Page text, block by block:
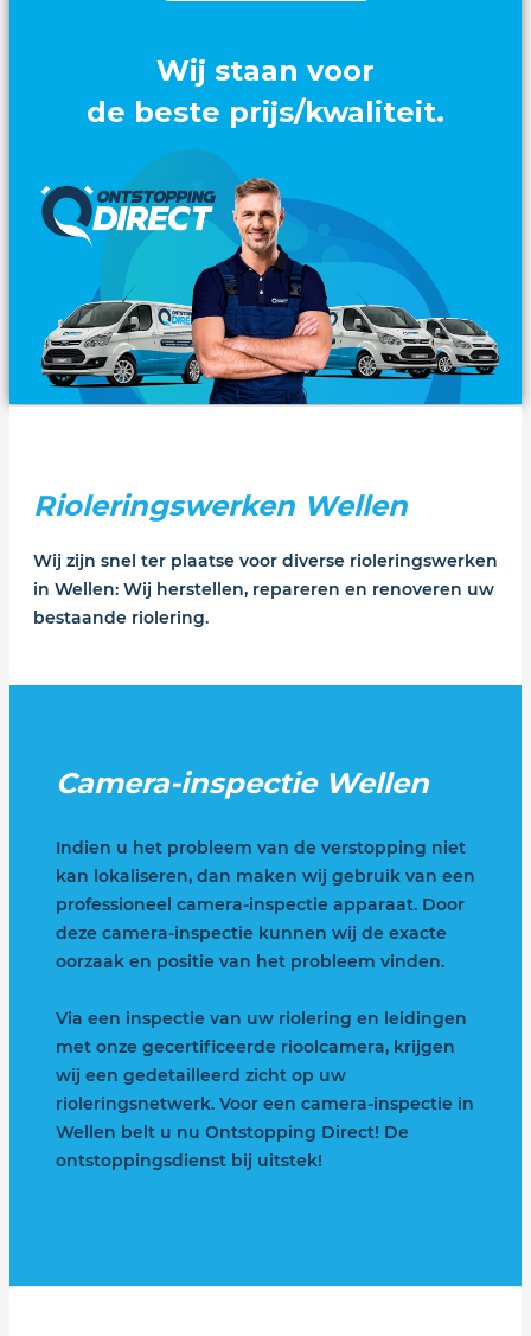
Wij staan voor
de beste prijs/kwaliteit.
snelle afspraken.
professioneel materiaal.
Rioleringswerken Wellen
Wij zijn snel ter plaatse voor diverse rioleringswerken
in Wellen: Wij herstellen, repareren en renoveren uw
bestaande riolering.
Camera-inspectie Wellen
Indien u het probleem van de verstopping niet
kan lokaliseren, dan maken wij gebruik van een
professioneel camera-inspectie apparaat. Door
deze camera-inspectie kunnen wij de exacte
oorzaak en positie van het probleem vinden.
Via een inspectie van uw riolering en leidingen
met onze gecertificeerde rioolcamera, krijgen
wij een gedetailleerd zicht op uw
rioleringsnetwerk. Voor een camera-inspectie in
Wellen belt u nu Ontstopping Direct! De
ontstoppingsdienst bij uitstek!